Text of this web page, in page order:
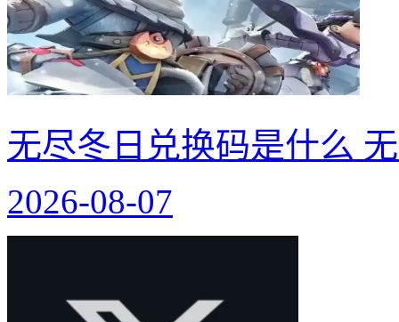
无尽冬日兑换码是什么
2026-08-07